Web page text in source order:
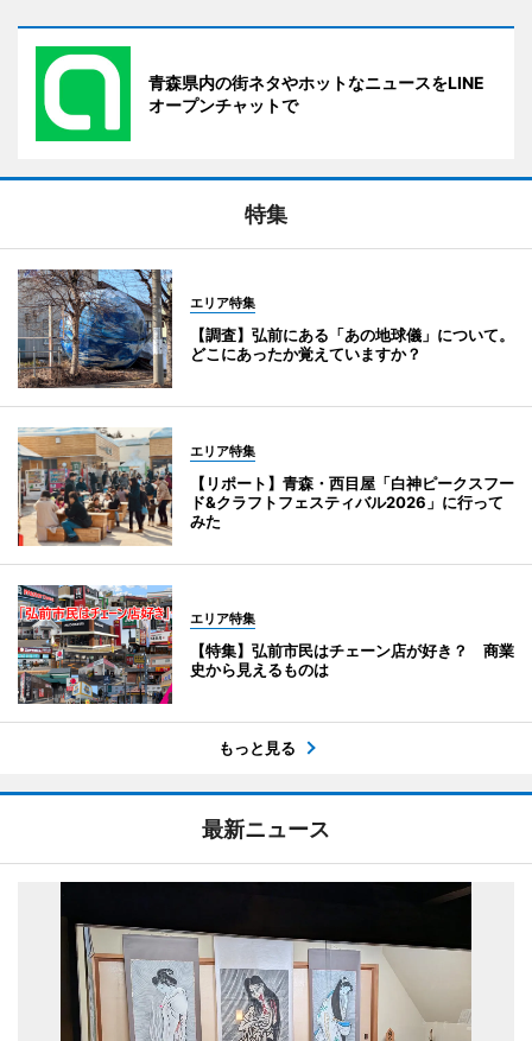
青森県内の街ネタやホットなニュースをLINE
オープンチャットで
特集
エリア特集
【調査】弘前にある「あの地球儀」について。
どこにあったか覚えていますか？
エリア特集
【リポート】青森・西目屋「白神ピークスフー
ド&クラフトフェスティバル2026」に行って
みた
エリア特集
【特集】弘前市民はチェーン店が好き？ 商業
史から見えるものは
もっと見る
最新ニュース